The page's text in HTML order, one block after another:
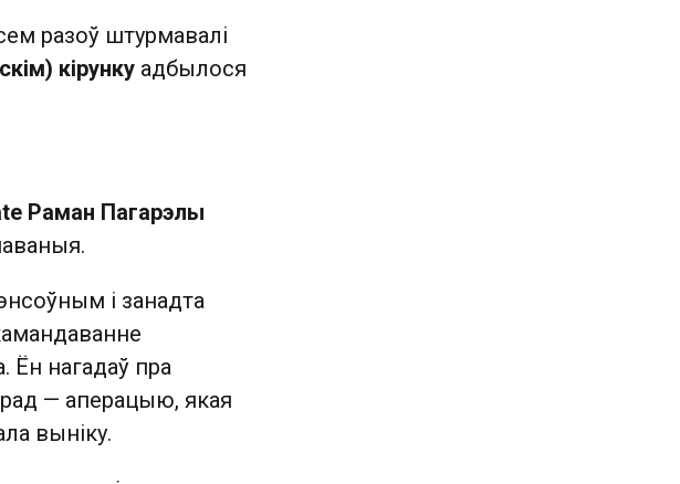
разоў штурмавалі
кірунку адбылося
Раман Пагарэлы
і занадта
Ён нагадаў пра
— аперацыю, якая
выніку.